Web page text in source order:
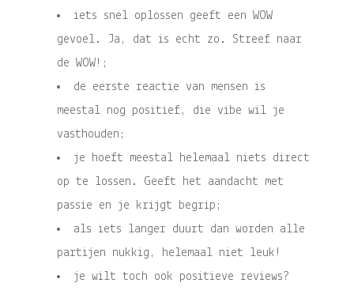
iets snel oplossen geeft een WOW
gevoel. Ja, dat is echt zo. Streef naar
de WOW!;
de eerste reactie van mensen is
meestal nog positief, die vibe wil je
vasthouden;
je hoeft meestal helemaal niets direct
op te lossen. Geeft het aandacht met
passie en je krijgt begrip;
als iets langer duurt dan worden alle
partijen nukkig, helemaal niet leuk!
je wilt toch ook positieve reviews?